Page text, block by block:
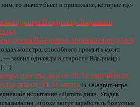
то значит были и прихожане, которые где-
Владимир Зворыкин родился
монстра, способного промыть мозги
— заявил однажды в старости Владимир
[…]
Hrum:
дня от 30-31 марта В Telegram-игре
испытание «Цитата дня». Угадав
игроки могут заработать бонусные